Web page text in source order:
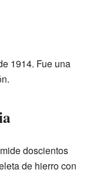
1914. Fue una
doscientos
de hierro con